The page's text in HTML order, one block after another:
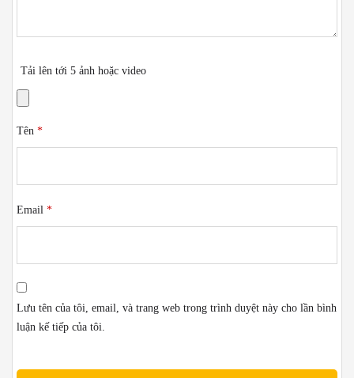
Tải lên tới 5 ảnh hoặc video
Tên *
Email *
Lưu tên của tôi, email, và trang web trong trình duyệt này cho lần bình
luận kế tiếp của tôi.